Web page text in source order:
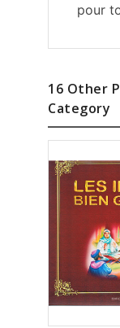
pour
16 Other
Category